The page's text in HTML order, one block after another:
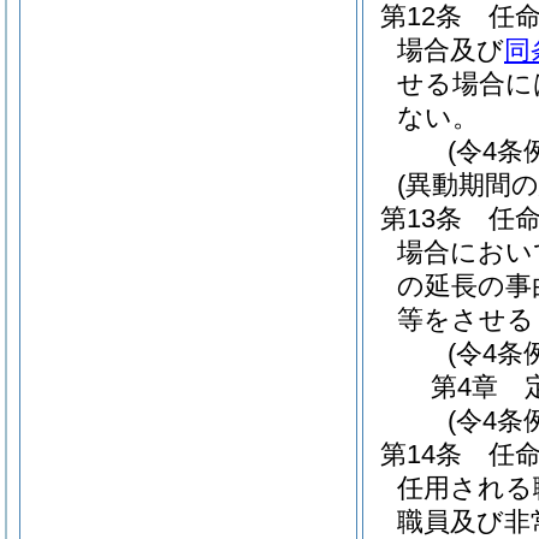
第12条
任
場合及び同
せる場合
ない。
(令4条
(異動期間
第13条
任
場合にお
の延長の
等をさせ
(令4条
第4章
(令4条
第14条
任
任用され
職員及び